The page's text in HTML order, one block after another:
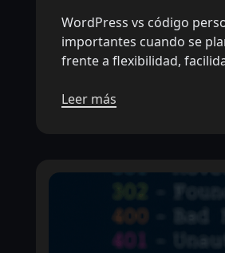
WordPress vs código
importantes cuando se
frente a flexibilidad,
Leer más